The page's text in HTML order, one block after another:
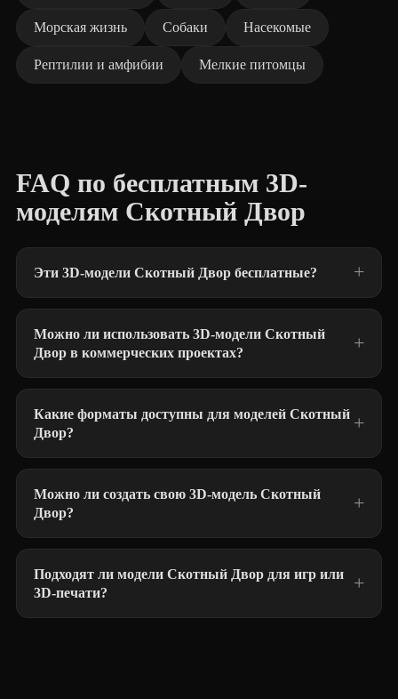
Морская жизнь Собаки Насекомые
Рептилии и амфибии Мелкие питомцы
FAQ по бесплатным 3D-
моделям Скотный Двор
Эти 3D-модели Скотный Двор бесплатные?
Можно ли использовать 3D-модели Скотный
Двор в коммерческих проектах?
Какие форматы доступны для моделей Скотный
Двор?
Можно ли создать свою 3D-модель Скотный
Двор?
Подходят ли модели Скотный Двор для игр или
3D-печати?